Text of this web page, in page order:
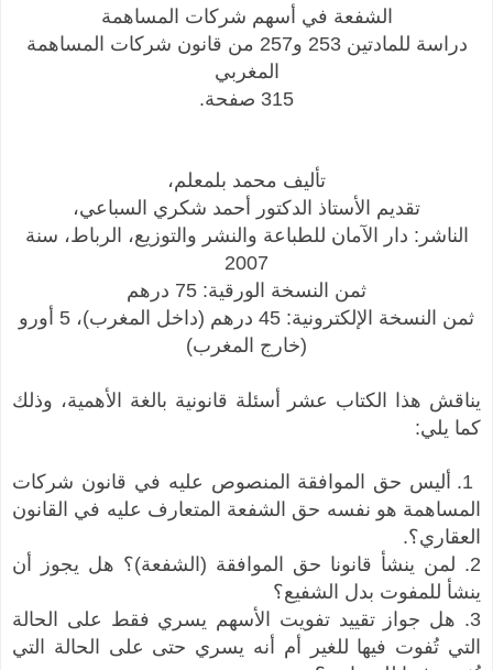
الشفعة في أسهم شركات المساهمة
دراسة للمادتين 253 و257 من قانون شركات المساهمة
المغربي
315 صفحة.
تأليف محمد بلمعلم،
تقديم الأستاذ الدكتور أحمد شكري السباعي،
الناشر: دار الآمان للطباعة والنشر والتوزيع، الرباط، سنة
2007
ثمن النسخة الورقية: 75 درهم
ثمن النسخة الإلكترونية: 45 درهم (داخل المغرب)، 5 أورو
(خارج المغرب)
يناقش هذا الكتاب عشر أسئلة قانونية بالغة الأهمية، وذلك
كما يلي:
1. أليس حق الموافقة المنصوص عليه في قانون شركات
المساهمة هو نفسه حق الشفعة المتعارف عليه في القانون
العقاري؟.
2. لمن ينشأ قانونا حق الموافقة (الشفعة)؟ هل يجوز أن
ينشأ للمفوت بدل الشفيع؟
3. هل جواز تقييد تفويت الأسهم يسري فقط على الحالة
التي تُفوت فيها للغير أم أنه يسري حتى على الحالة التي